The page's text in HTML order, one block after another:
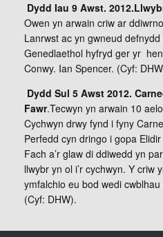
Dydd Iau 9 Awst.
Owen yn arwain criw ar
Lanrwst ac yn gwneud
Genedlaethol hyfryd ger yr
Conwy. Ian Spencer. (Cyf:
Dydd Sul 5 Awst 2012.
Fawr.Tecwyn yn arwain 10
Cychwyn drwy fynd i fyny
Perfedd cyn dringo i gopa
Fach a’r glaw di ddiwedd yn
llwybr yn ol i’r cychwyn. Y criw
ymfalchio eu bod wedi
(Cyf: DHW).